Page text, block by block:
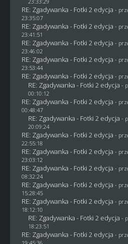
RE: Zgadywanka - Fotki 2 edycja -
23:35:07
RE: Zgadywanka - Fotki 2 edycja -
23:41:51
RE: Zgadywanka - Fotki 2 edycja -
23:46:02
RE: Zgadywanka - Fotki 2 edycja -
23:53:44
RE: Zgadywanka - Fotki 2 edycja -
RE: Zgadywanka - Fotki 2 edycja -
00:10:12
RE: Zgadywanka - Fotki 2 edycja -
00:48:47
RE: Zgadywanka - Fotki 2 edycja -
20:09:24
RE: Zgadywanka - Fotki 2 edycja -
22:55:18
RE: Zgadywanka - Fotki 2 edycja -
23:03:12
RE: Zgadywanka - Fotki 2 edycja -
08:32:24
RE: Zgadywanka - Fotki 2 edycja -
15:28:45
RE: Zgadywanka - Fotki 2 edycja -
18:12:10
RE: Zgadywanka - Fotki 2 edycja -
18:23:51
RE: Zgadywanka - Fotki 2 edycja -